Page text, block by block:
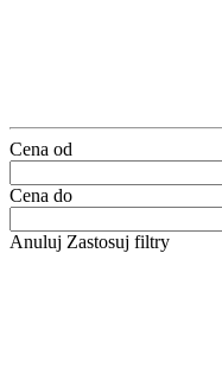
Cena od
Cena do
Anuluj Zastosuj filtry